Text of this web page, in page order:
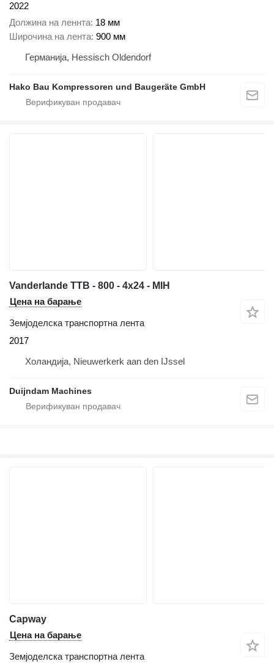
2022
Должина на леннта 18 мм
Широчина на лента 900 мм
Германија, Hessisch Oldendorf
Hako Bau Kompressoren und Baugeräte GmbH
Vanderlande TTB - 800 - 4x24 - MIH
Цена на барање
Земјоделска транспортна лента
2017
Холандија, Nieuwerkerk aan den IJssel
Duijndam Machines
Capway
Цена на барање
Земјоделска транспортна лента